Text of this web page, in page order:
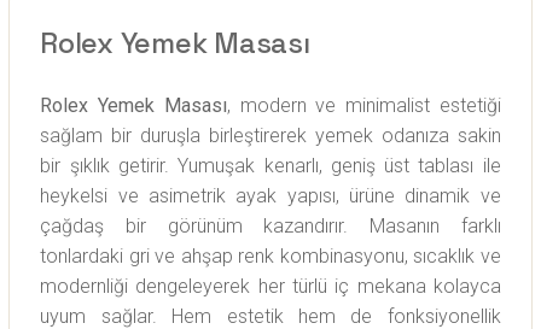
Rolex Yemek Masası
Rolex Yemek Masası, modern ve minimalist estetiği
sağlam bir duruşla birleştirerek yemek odanıza sakin
bir şıklık getirir. Yumuşak kenarlı, geniş üst tablası ile
heykelsi ve asimetrik ayak yapısı, ürüne dinamik ve
çağdaş bir görünüm kazandırır. Masanın farklı
tonlardaki gri ve ahşap renk kombinasyonu, sıcaklık ve
modernliği dengeleyerek her türlü iç mekana kolayca
uyum sağlar. Hem estetik hem de fonksiyonellik